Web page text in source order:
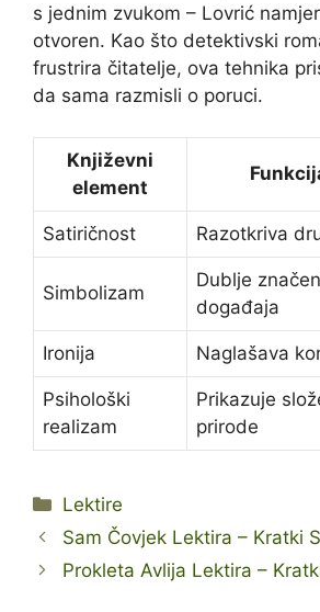
s jednim zvukom – Lovrić
otvoren. Kao što detektivski
frustrira čitatelje, ova tehnika
da sama razmisli o poruci.
Književni
element
Satiričnost Razotkriva
Simbolizam
Dublje
događaja
Ironija Naglašava
Psihološki
realizam
Prikazuje
prirode
Kategorije
Lektire
Sam Čovjek Lektira – Kratki
Prokleta Avlija Lektira –